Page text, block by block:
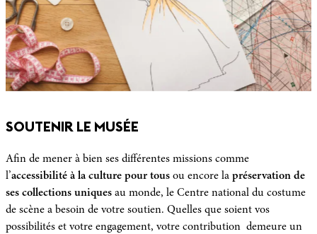
SOUTENIR LE MUSÉE
Afin de mener à bien ses différentes missions comme
l’accessibilité à la culture pour tous ou encore la préservation de
ses collections uniques au monde, le Centre national du costume
de scène a besoin de votre soutien. Quelles que soient vos
possibilités et votre engagement, votre contribution demeure un